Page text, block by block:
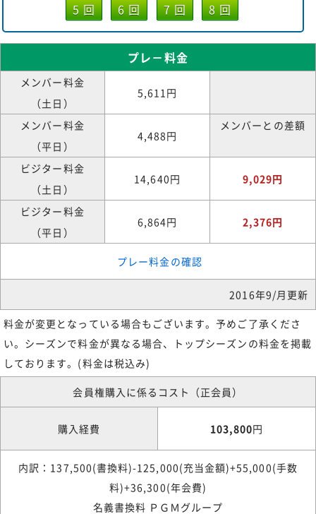
5 回 6 回 7 回 8 回
プレ－料金
メンバー料金
（土日）
5,611円
メンバー料金
（平日）
4,488円
メンバーとの差額
ビジター料金
（土日）
14,640円 9,029円
ビジター料金
（平日）
6,864円 2,376円
プレー料金の確認
2016年9/月更新
料金が変更となっている場合もございます。予めご了承くださ
い。シーズンで料金が異なる場合、トップシーズンの料金を掲載
しております。(料金は税込み)
会員権購入に係るコスト（正会員）
購入経費 103,800円
内訳：137,500(書換料)-125,000(充当金額)+55,000(手数
料)+36,300(年会費)
名義書換料 ＰＧＭグループ